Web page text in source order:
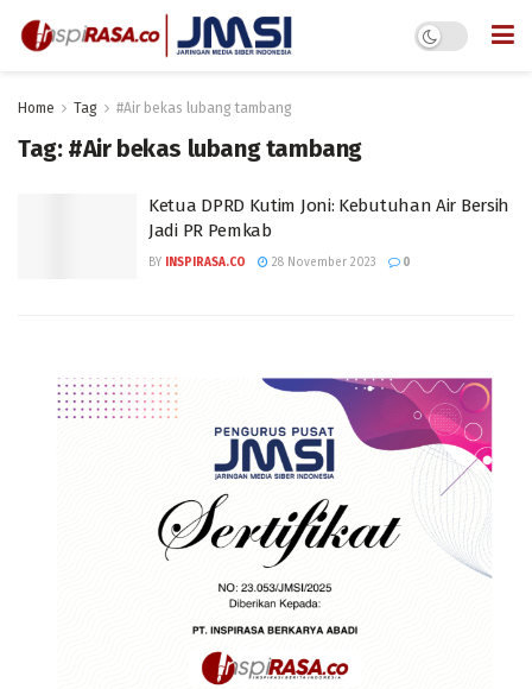
Home Tag #Air bekas lubang tambang
Tag: #Air bekas lubang tambang
Ketua DPRD Kutim Joni: Kebutuhan Air Bersih
Jadi PR Pemkab
BY INSPIRASA.CO 28 November 2023 0